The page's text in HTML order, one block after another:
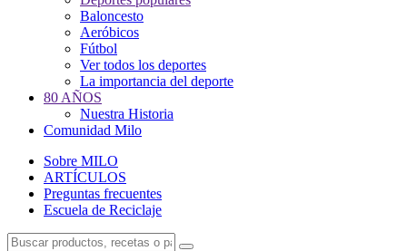
Baloncesto
Aeróbicos
Fútbol
Ver todos los deportes
La importancia del deporte
80 AÑOS
Nuestra Historia
Comunidad Milo
Sobre MILO
ARTÍCULOS
Preguntas frecuentes
Escuela de Reciclaje